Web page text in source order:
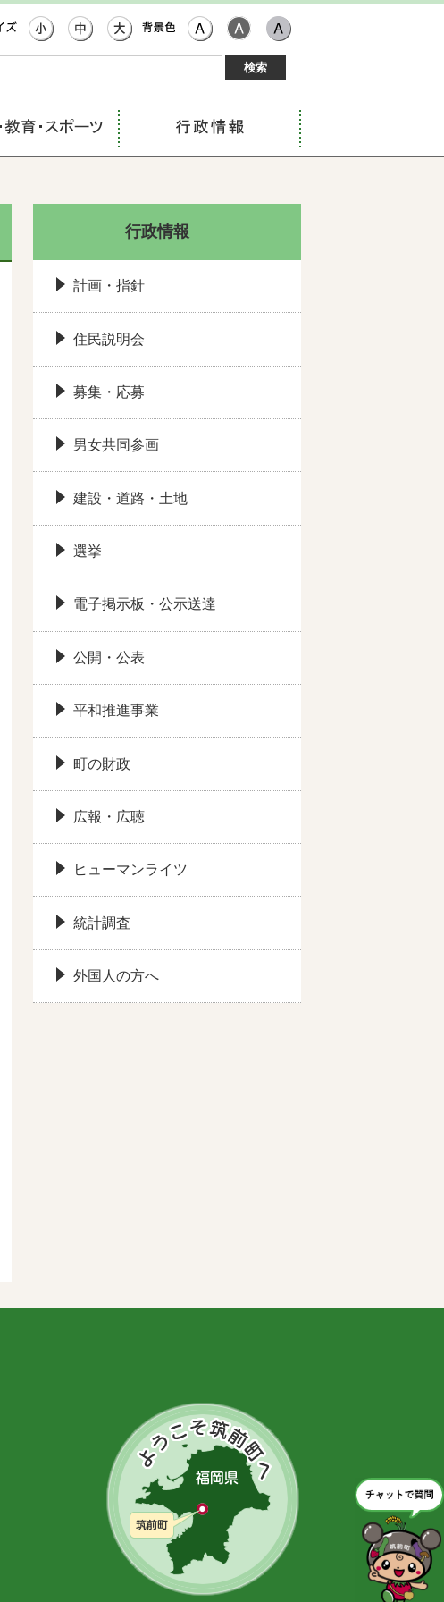
行政情報
計画・指針
住民説明会
募集・応募
男女共同参画
建設・道路・土地
選挙
電子掲示板・公示送達
公開・公表
平和推進事業
町の財政
広報・広聴
ヒューマンライツ
統計調査
外国人の方へ